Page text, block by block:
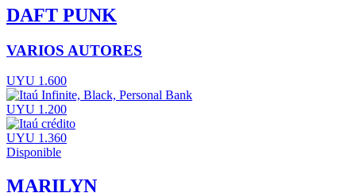
DAFT PUNK
VARIOS AUTORES
UYU 1.600
UYU 1.200
UYU 1.360
Disponible
MARILYN